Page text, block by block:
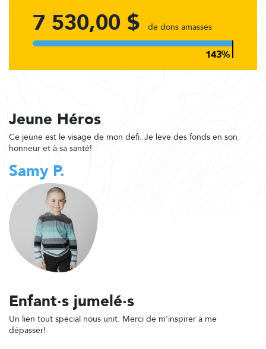
7 530,00 $ de dons amassés
Jeune Héros
Ce jeune est le visage de mon défi. Je lève des fonds en son
honneur et à sa santé!
Samy P.
Enfant·s jumelé·s
Un lien tout spécial nous unit. Merci de m'inspirer à me
dépasser!